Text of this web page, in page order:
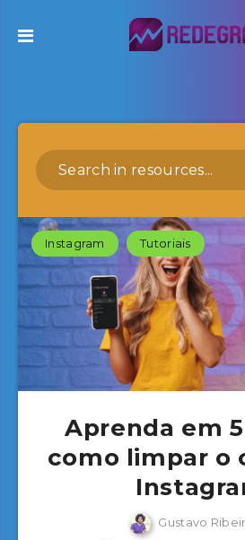
Instagram Tutoriais
Aprenda em
como limpar o
Gustavo